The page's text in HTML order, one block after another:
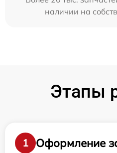
наличии на
Этапы
1
Оформление